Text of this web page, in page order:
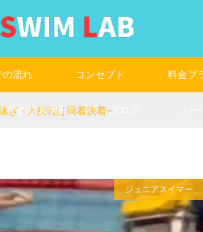
の流れ コンセプト 料金プ
予約空き状況 ブログ
ぎ ~大接戦は同着決着~
ジュニアスイマー